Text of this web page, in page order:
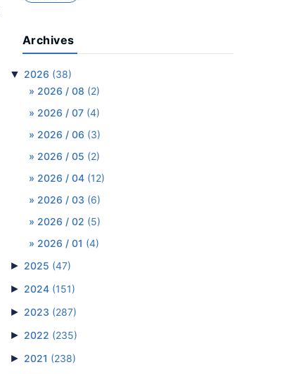
Archives
▼ 2026 (38)
2026 / 08 (2)
2026 / 07 (4)
2026 / 06 (3)
2026 / 05 (2)
2026 / 04 (12)
2026 / 03 (6)
2026 / 02 (5)
2026 / 01 (4)
► 2025 (47)
► 2024 (151)
► 2023 (287)
► 2022 (235)
► 2021 (238)